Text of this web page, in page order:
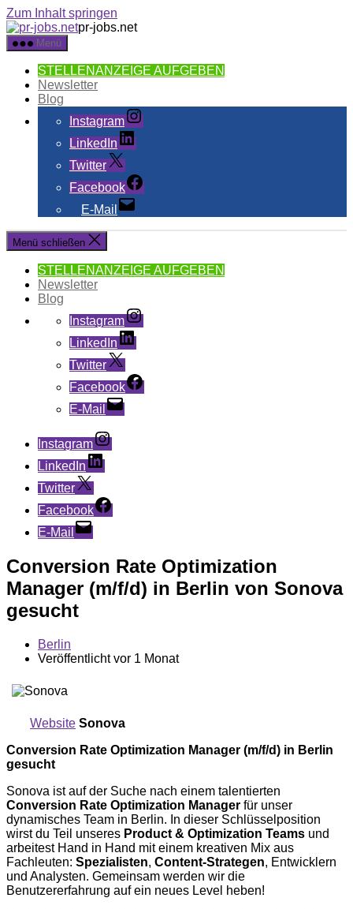
Zum Inhalt springen
pr-jobs.net
Menü
STELLENANZEIGE AUFGEBEN
Newsletter
Blog
Instagram
LinkedIn
Twitter
Facebook
E-Mail
Menü schließen
STELLENANZEIGE AUFGEBEN
Newsletter
Blog
Instagram
LinkedIn
Twitter
Facebook
E-Mail
Instagram
LinkedIn
Twitter
Facebook
E-Mail
Conversion Rate Optimization
Manager (m/f/d) in Berlin von Sonova
gesucht
Berlin
Veröffentlicht vor 1 Monat
Website Sonova
Conversion Rate Optimization Manager (m/f/d) in Berlin
gesucht
Sonova ist auf der Suche nach einem talentierten
Conversion Rate Optimization Manager für unser
dynamisches Team in Berlin. In dieser Schlüsselposition
wirst du Teil unseres Product & Optimization Teams und
arbeitest Hand in Hand mit einem kreativen Mix aus
Fachleuten: Spezialisten, Content-Strategen, Entwicklern
und Analysten. Gemeinsam werden wir die
Benutzererfahrung auf ein neues Level heben!